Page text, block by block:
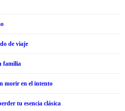
de viaje
familia
morir en el intento
tu esencia clásica